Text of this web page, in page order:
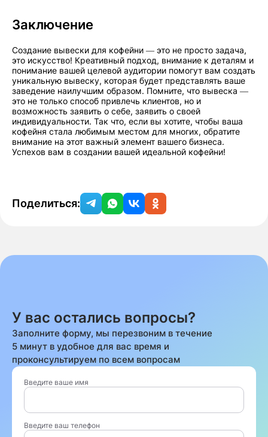
Заключение
Создание вывески для кофейни — это не просто задача,
это искусство! Креативный подход, внимание к деталям и
понимание вашей целевой аудитории помогут вам создать
уникальную вывеску, которая будет представлять ваше
заведение наилучшим образом. Помните, что вывеска —
это не только способ привлечь клиентов, но и
возможность заявить о себе, заявить о своей
индивидуальности. Так что, если вы хотите, чтобы ваша
кофейня стала любимым местом для многих, обратите
внимание на этот важный элемент вашего бизнеса.
Успехов вам в создании вашей идеальной кофейни!
Поделиться:
У вас остались вопросы?
Заполните форму, мы перезвоним в течение
5 минут в удобное для вас время и
проконсультируем по всем вопросам
Введите ваше имя
Введите ваш телефон